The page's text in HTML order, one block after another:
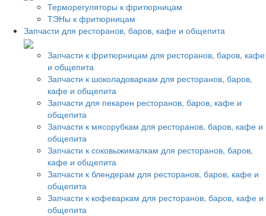
Терморегуляторы к фритюрницам
ТЭНы к фритюрницам
Запчасти для ресторанов, баров, кафе и общепита
Запчасти к фритюрницам для ресторанов, баров, кафе
и общепита
Запчасти к шоколадоваркам для ресторанов, баров,
кафе и общепита
Запчасти для пекарен ресторанов, баров, кафе и
общепита
Запчасти к мясорубкам для ресторанов, баров, кафе и
общепита
Запчасти к соковыжималкам для ресторанов, баров,
кафе и общепита
Запчасти к блендерам для ресторанов, баров, кафе и
общепита
Запчасти к кофеваркам для ресторанов, баров, кафе и
общепита